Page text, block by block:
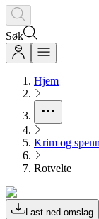
Søk
Hjem
Krim og
Rotvelte
Last ned omslag